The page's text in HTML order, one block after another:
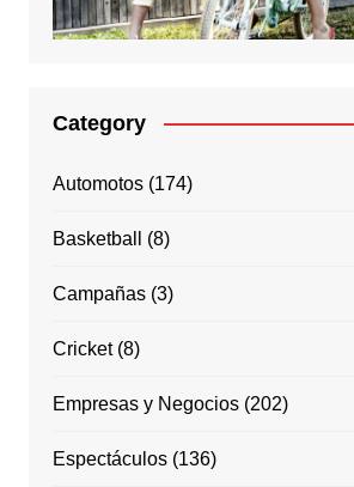
Category
Automotos(174)
Basketball (8)
Campañas(3)
Cricket(8)
Empresas y Negocios(202)
Espectáculos(136)